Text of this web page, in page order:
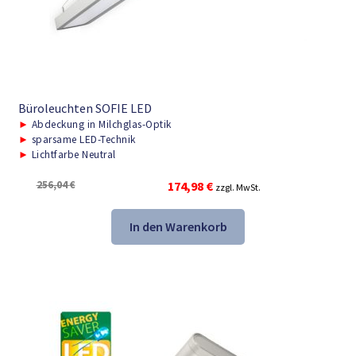
Büroleuchten SOFIE LED
► Abdeckung in Milchglas-Optik
► sparsame LED-Technik
► Lichtfarbe Neutral
256,04€
Ursprünglicher
war:
256,04 €
174,98 €Aktueller
ist:
174,98 €.
zzgl. MwSt.
In den Warenkorb